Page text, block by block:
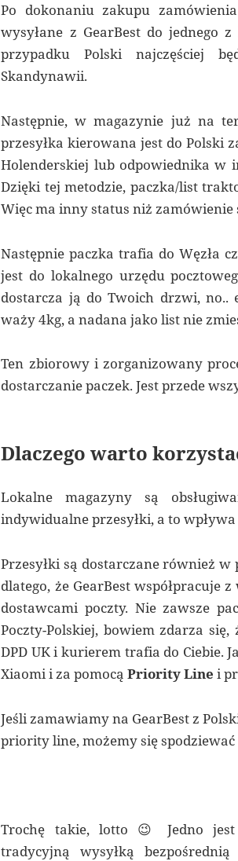
Po dokonaniu zakupu
wysyłane z GearBest do jednego
przypadku Polski najczęściej
Skandynawii.
Następnie, w magazynie już na
przesyłka kierowana jest do Polski
Holenderskiej lub odpowiednika w
Dzięki tej metodzie, paczka/list
Więc ma inny status niż
Następnie paczka trafia do Węzła
jest do lokalnego urzędu
dostarcza ją do Twoich drzwi, no..
waży 4kg, a nadana jako list nie
Ten zbiorowy i zorganizowany
dostarczanie paczek. Jest przede
Dlaczego warto
Lokalne magazyny są
indywidualne przesyłki, a to
Przesyłki są dostarczane również w
dlatego, że GearBest
dostawcami poczty. Nie zawsze
Poczty-Polskiej, bowiem zdarza się,
DPD UK i kurierem trafia do Ciebie.
Xiaomi i za pomocąPriority Line i
Jeśli zamawiamy na GearBest z
priority line, możemy się
Trochę takie, lotto 😉 Jedno
tradycyjną wysyłką